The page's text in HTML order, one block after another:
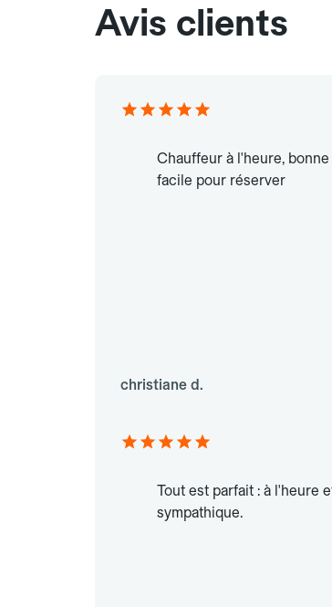
Avis clients
Chauffeur à l'heure,
facile pour réserver
christiane d.
Tout est parfait : à l'heure
sympathique.